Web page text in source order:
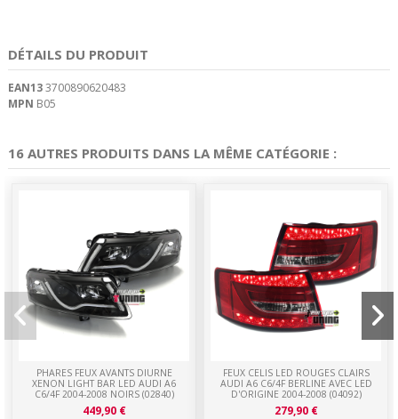
DÉTAILS DU PRODUIT
EAN133700890620483
MPN B05
16 AUTRES PRODUITS DANS LA MÊME CATÉGORIE :
PHARES FEUX AVANTS DIURNE
XENON LIGHT BAR LED AUDI A6
C6/4F 2004-2008 NOIRS (02840)
449,90 €
FEUX CELIS LED ROUGES CLAIRS
AUDI A6 C6/4F BERLINE AVEC LED
D'ORIGINE 2004-2008 (04092)
279,90 €